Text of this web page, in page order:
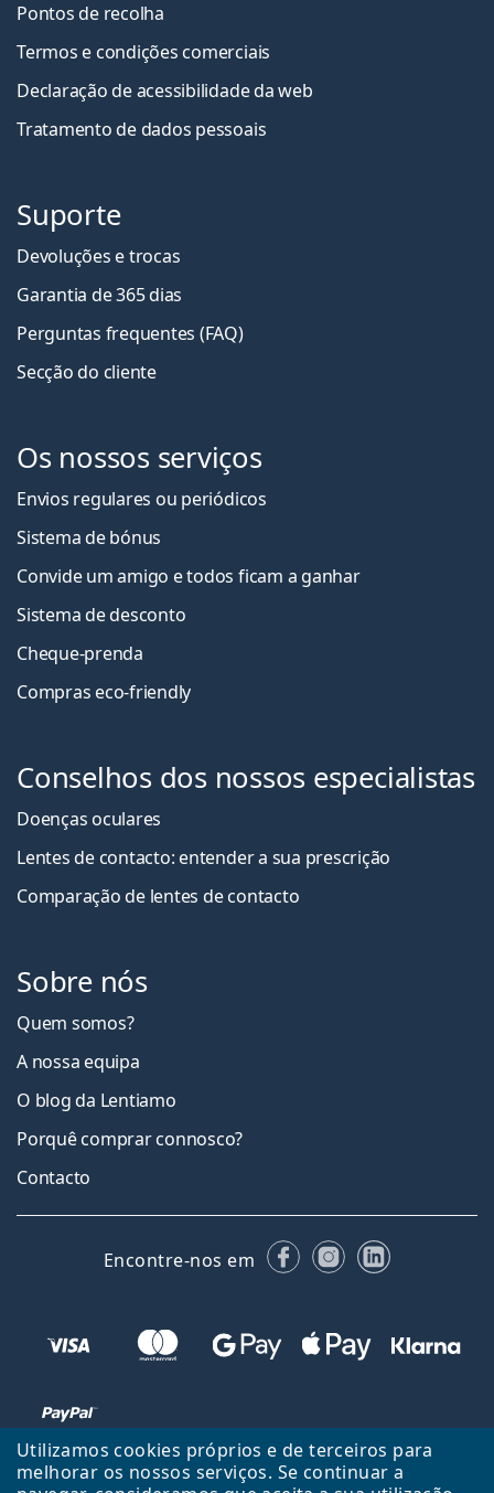
Utilizamos cookies próprios e de terceiros para
melhorar os nossos serviços. Se continuar a
Pontos de recolha
Termos e condições comerciais
Declaração de acessibilidade da web
Tratamento de dados pessoais
Suporte
Devoluções e trocas
Garantia de 365 dias
Perguntas frequentes (FAQ)
Secção do cliente
Os nossos serviços
Envios regulares ou periódicos
Sistema de bónus
Convide um amigo e todos ficam a ganhar
Sistema de desconto
Cheque-prenda
Compras eco-friendly
Conselhos dos nossos especialistas
Doenças oculares
Lentes de contacto: entender a sua prescrição
Comparação de lentes de contacto
Sobre nós
Quem somos?
A nossa equipa
O blog da Lentiamo
Porquê comprar connosco?
Contacto
Encontre-nos em FacebookInstagram
LinkedIn